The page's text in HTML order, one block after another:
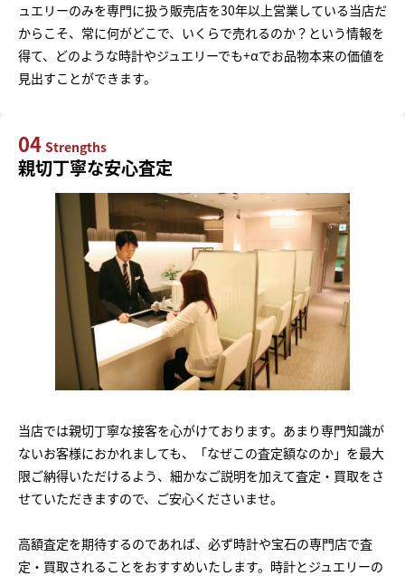
ュエリーのみを専門に扱う販売店を30年以上営業している当店だ
からこそ、常に何がどこで、いくらで売れるのか？という情報を
得て、どのような時計やジュエリーでも+αでお品物本来の価値を
見出すことができます。
04 Strengths
親切丁寧な安心査定
当店では親切丁寧な接客を心がけております。あまり専門知識が
ないお客様におかれましても、「なぜこの査定額なのか」を最大
限ご納得いただけるよう、細かなご説明を加えて査定・買取をさ
せていただきますので、ご安心くださいませ。
高額査定を期待するのであれば、必ず時計や宝石の専門店で査
定・買取されることをおすすめいたします。時計とジュエリーの